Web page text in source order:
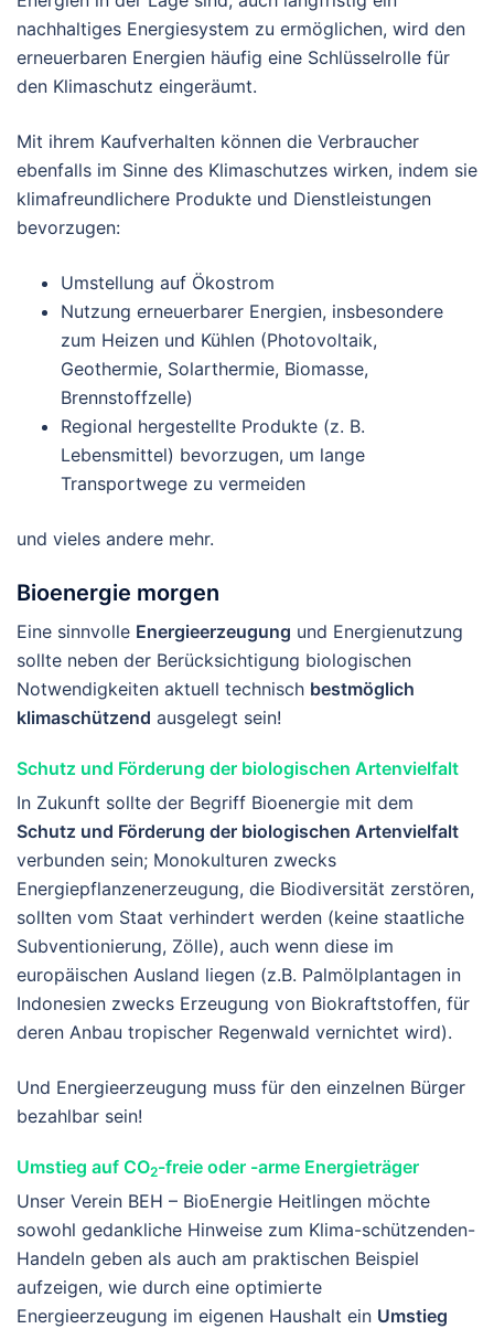
nachhaltiges Energiesystem zu ermöglichen, wird den
erneuerbaren Energien häufig eine Schlüsselrolle für
den Klimaschutz eingeräumt.
Mit ihrem Kaufverhalten können die Verbraucher
ebenfalls im Sinne des Klimaschutzes wirken, indem sie
klimafreundlichere Produkte und Dienstleistungen
bevorzugen:
Umstellung auf Ökostrom
Nutzung erneuerbarer Energien, insbesondere
zum Heizen und Kühlen (Photovoltaik,
Geothermie, Solarthermie, Biomasse,
Brennstoffzelle)
Regional hergestellte Produkte (z. B.
Lebensmittel) bevorzugen, um lange
Transportwege zu vermeiden
und vieles andere mehr.
Bioenergie morgen
Eine sinnvolle Energieerzeugung und Energienutzung
sollte neben der Berücksichtigung biologischen
Notwendigkeiten aktuell technisch bestmöglich
klimaschützend ausgelegt sein!
Schutz und Förderung der biologischen Artenvielfalt
In Zukunft sollte der Begriff Bioenergie mit dem
Schutz und Förderung der biologischen Artenvielfalt
verbunden sein; Monokulturen zwecks
Energiepflanzenerzeugung, die Biodiversität zerstören,
sollten vom Staat verhindert werden (keine staatliche
Subventionierung, Zölle), auch wenn diese im
europäischen Ausland liegen (z.B. Palmölplantagen in
Indonesien zwecks Erzeugung von Biokraftstoffen, für
deren Anbau tropischer Regenwald vernichtet wird).
Und Energieerzeugung muss für den einzelnen Bürger
bezahlbar sein!
Umstieg auf CO2-freie oder -arme Energieträger
Unser Verein BEH – BioEnergie Heitlingen möchte
sowohl gedankliche Hinweise zum Klima-schützenden-
Handeln geben als auch am praktischen Beispiel
aufzeigen, wie durch eine optimierte
Energieerzeugung im eigenen Haushalt ein Umstieg